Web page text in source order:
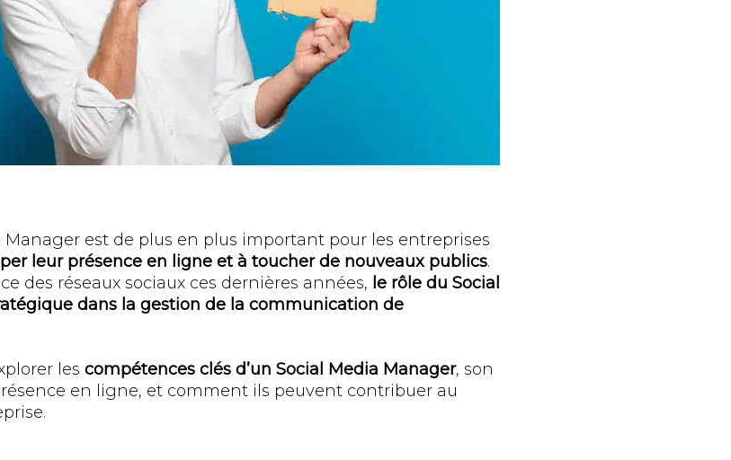
Manager est de plus en plus important pour les entreprises
leur présence en ligne et à toucher de nouveaux publics.
des réseaux sociaux ces dernières années, le rôle du Social
dans la gestion de la communication de
les compétences clés d’un Social Media Manager, son
en ligne, et comment ils peuvent contribuer au